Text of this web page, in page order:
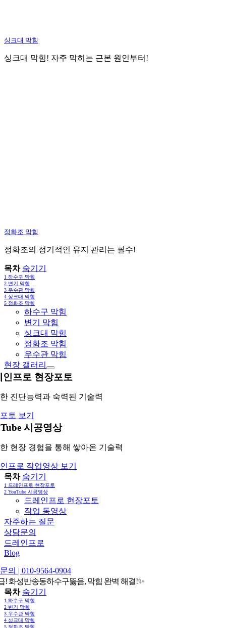
싱크대 막힘
싱크대 막힘! 자주 막히는 근본 원인부터!
정화조 막힘
정화조의 정기적인 유지 관리는 필수!
목차 숨기기
1 하수구 막힘
2 변기 막힘
3 우수관 막힘
4 싱크대 막힘
5 정화조 막힘
하수구 막힘
변기 막힘
싱크대 막힘
정화조 막힘
우수관 막힘
현장 갤러리
인프로 현장포토
진단능력과 숙력된 기술력
토 보기
시공영상
현장 경험을 통해 쌓아온 기술력
프로 작업영상 보기
목차 숨기기
1 드레인프로 현장포토
2 YouTube 시공영상
드레인프로 현장포토
작업 동영상
자주하는 질문
상담문의
드레인프로
Blog
의 | 010-9564-0904
! 화성반송동하수구뚫음, 막힘 완벽 해결!✨
목차 숨기기
1 하수구 막힘
2 변기 막힘
3 우수관 막힘
4 싱크대 막힘
5 정화조 막힘